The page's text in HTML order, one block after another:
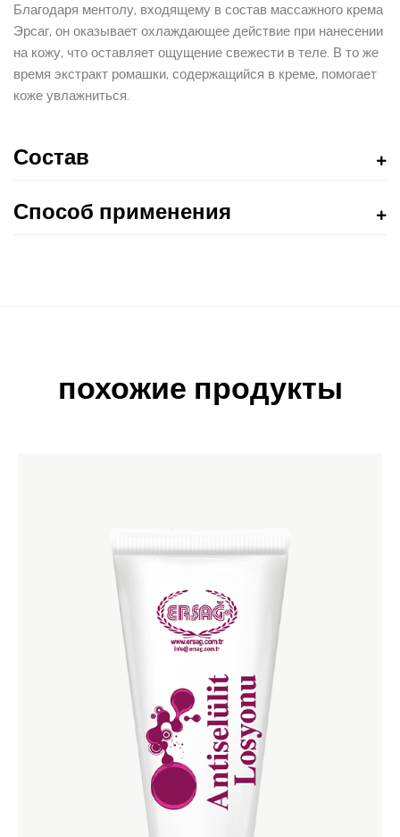
Благодаря ментолу, входящему в состав массажного крема
Эрсаг, он оказывает охлаждающее действие при нанесении
на кожу, что оставляет ощущение свежести в теле. В то же
время экстракт ромашки, содержащийся в креме, помогает
коже увлажниться.
Состав
Способ применения
похожие продукты